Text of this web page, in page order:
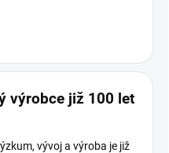
výrobce již 100 let
vývoj a výroba je již